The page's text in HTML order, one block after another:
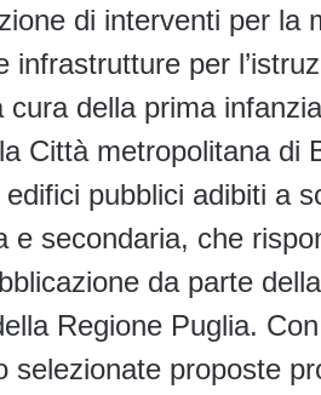
di interventi per la
per
cura della prima
Città metropolitana di
pubblici adibiti a
e secondaria, che
da parte
Regione Puglia.
selezionate proposte